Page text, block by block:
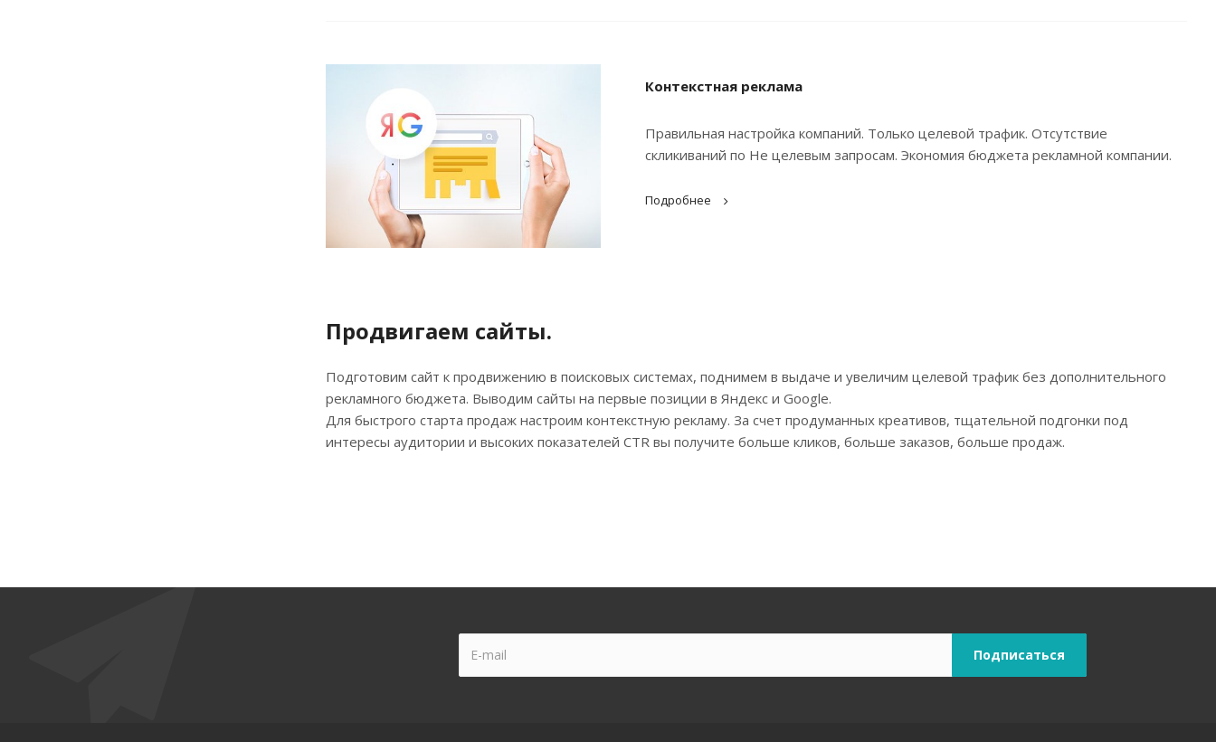
Контекстная реклама
Правильная настройка компаний. Только целевой трафик. Отсутствие
скликиваний по Не целевым запросам. Экономия бюджета рекламной компании.
Подробнее
Продвигаем сайты.
Подготовим сайт к продвижению в поисковых системах, поднимем в выдаче и увеличим целевой трафик без дополнительного
рекламного бюджета. Выводим сайты на первые позиции в Яндекс и Google.
Для быстрого старта продаж настроим контекстную рекламу. За счет продуманных креативов, тщательной подгонки под
интересы аудитории и высоких показателей CTR вы получите больше кликов, больше заказов, больше продаж.